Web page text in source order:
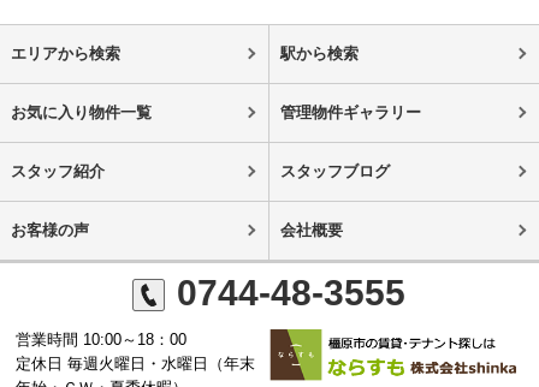
エリアから検索 駅から検索
お気に入り物件一覧 管理物件ギャラリー
スタッフ紹介 スタッフブログ
お客様の声 会社概要
0744-48-3555
営業時間 10:00～18：00
定休日 毎週火曜日・水曜日（年末